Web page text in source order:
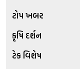
ટોપ ખબર
કૃષિ દર્શન
ટેક વિશેષ